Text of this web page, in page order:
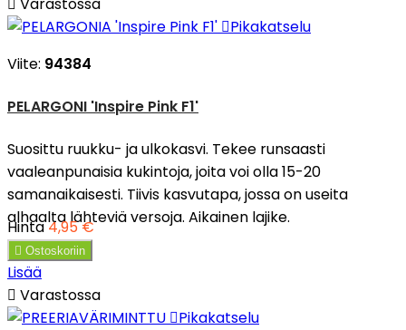
Pikakatselu
Viite: 94384
PELARGONI 'Inspire Pink F1'
Suosittu ruukku- ja ulkokasvi. Tekee runsaasti
vaaleanpunaisia kukintoja, joita voi olla 15-20
samanaikaisesti. Tiivis kasvutapa, jossa on useita
alhaalta lähteviä versoja. Aikainen lajike.
Hinta4,95 €
 Ostoskoriin
Lisää
 Varastossa
Pikakatselu